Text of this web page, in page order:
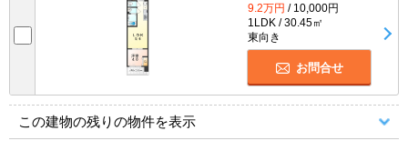
9.2万円 / 10,000円
1LDK / 30.45㎡
東向き
お問合せ
この建物の残りの物件を表示